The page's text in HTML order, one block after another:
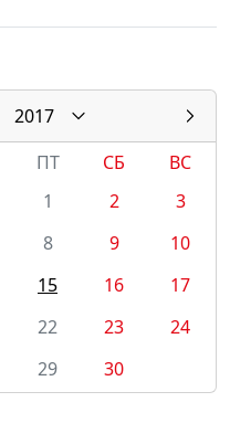
2017
ПТ СБ
ВС
1
2
3
8 9
10
15 16
17
22 23
24
29 30